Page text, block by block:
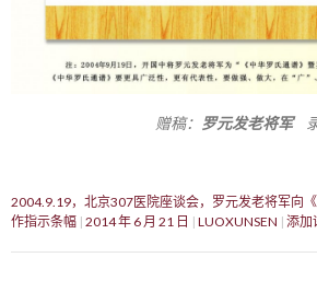
赠稿： 罗元发老将军录
2004.9.19，北京307医院座谈会，罗元发老将军向
作指示条幅 2014 年 6 月 21 日 LUOXUNSEN 添加